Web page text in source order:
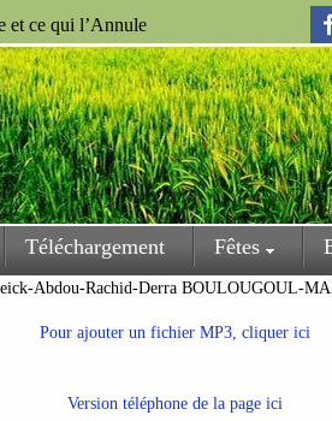
et ce qui l’Annule
Téléchargement Fêtes
Abdou-Rachid-Derra BOULOUGOUL-
Pour ajouter un fichier MP3, cliquer ici
Version téléphone de la page ici